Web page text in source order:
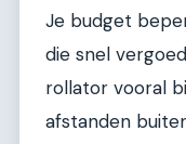
Je budget
die snel
rollator vooral
afstanden